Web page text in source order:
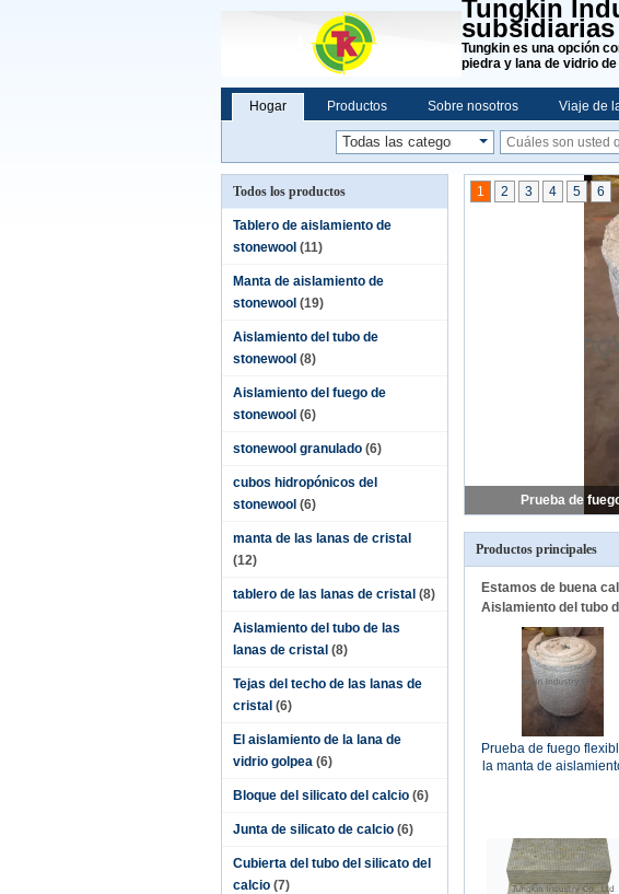
Tungkin
subsidiarias
Tungkin es una opción
piedra y lana de vidrio
Hogar Productos Sobre nosotros Viaje de
Todos los productos
Tablero de aislamiento de
stonewool (11)
Manta de aislamiento de
stonewool (19)
Aislamiento del tubo de
stonewool (8)
Aislamiento del fuego de
stonewool (6)
stonewool granulado (6)
cubos hidropónicos del
stonewool (6)
manta de las lanas de cristal
(12)
tablero de las lanas de cristal (8)
Aislamiento del tubo de las
lanas de cristal (8)
Tejas del techo de las lanas de
cristal (6)
El aislamiento de la lana de
vidrio golpea (6)
Bloque del silicato del calcio (6)
Junta de silicato de calcio (6)
Cubierta del tubo del silicato del
calcio (7)
1 2 3 4 5 6
Productos principales
Estamos de buena
Aislamiento del tubo
Prueba de fuego
la manta de